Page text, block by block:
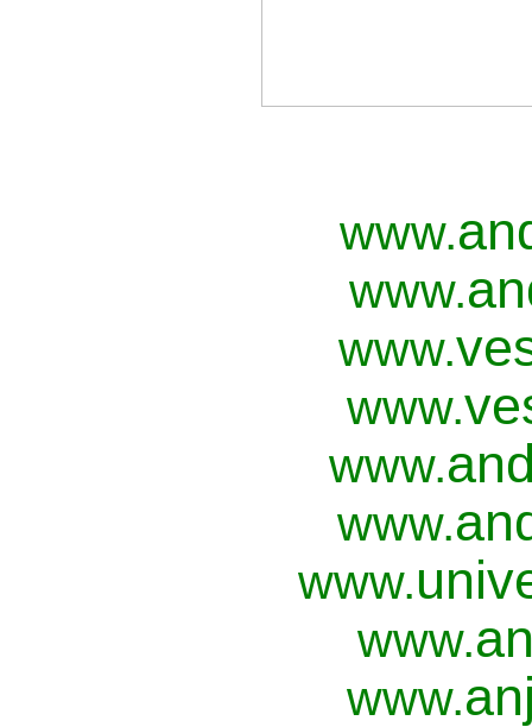
www.
www.
www.
www.
www.
www.
www.
www.
www.